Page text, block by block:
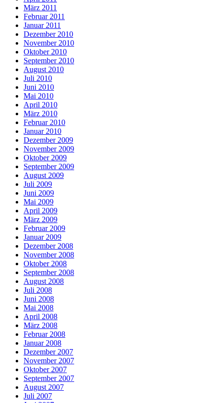
März 2011
Februar 2011
Januar 2011
Dezember 2010
November 2010
Oktober 2010
September 2010
August 2010
Juli 2010
Juni 2010
Mai 2010
April 2010
März 2010
Februar 2010
Januar 2010
Dezember 2009
November 2009
Oktober 2009
September 2009
August 2009
Juli 2009
Juni 2009
Mai 2009
April 2009
März 2009
Februar 2009
Januar 2009
Dezember 2008
November 2008
Oktober 2008
September 2008
August 2008
Juli 2008
Juni 2008
Mai 2008
April 2008
März 2008
Februar 2008
Januar 2008
Dezember 2007
November 2007
Oktober 2007
September 2007
August 2007
Juli 2007